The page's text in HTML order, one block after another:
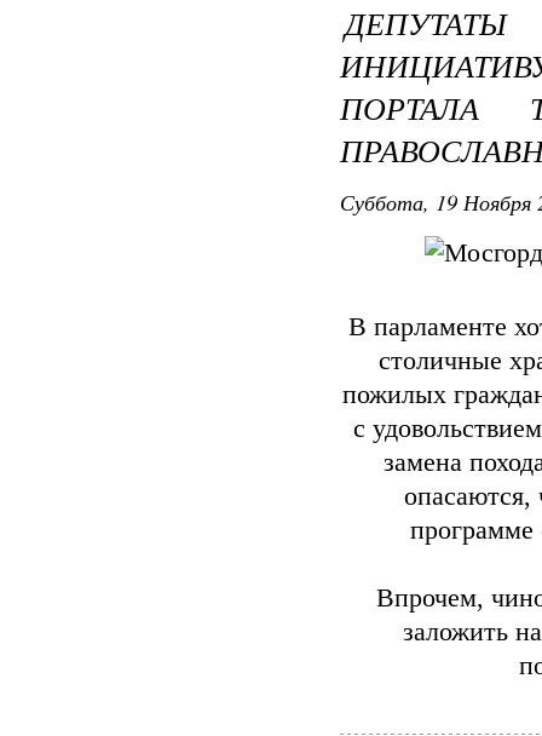
ПОРТАЛА
Суббота, 19 Ноября
В парламенте
столичные
пожилых
с
замена
опасаются,
программе
Впрочем,
заложить